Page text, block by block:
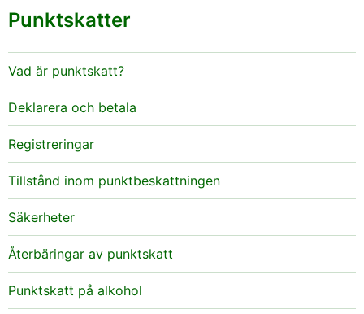
Punktskatter
Vad är punktskatt?
Deklarera och betala
Registreringar
Tillstånd inom punktbeskattningen
Säkerheter
Återbäringar av punktskatt
Punktskatt på alkohol